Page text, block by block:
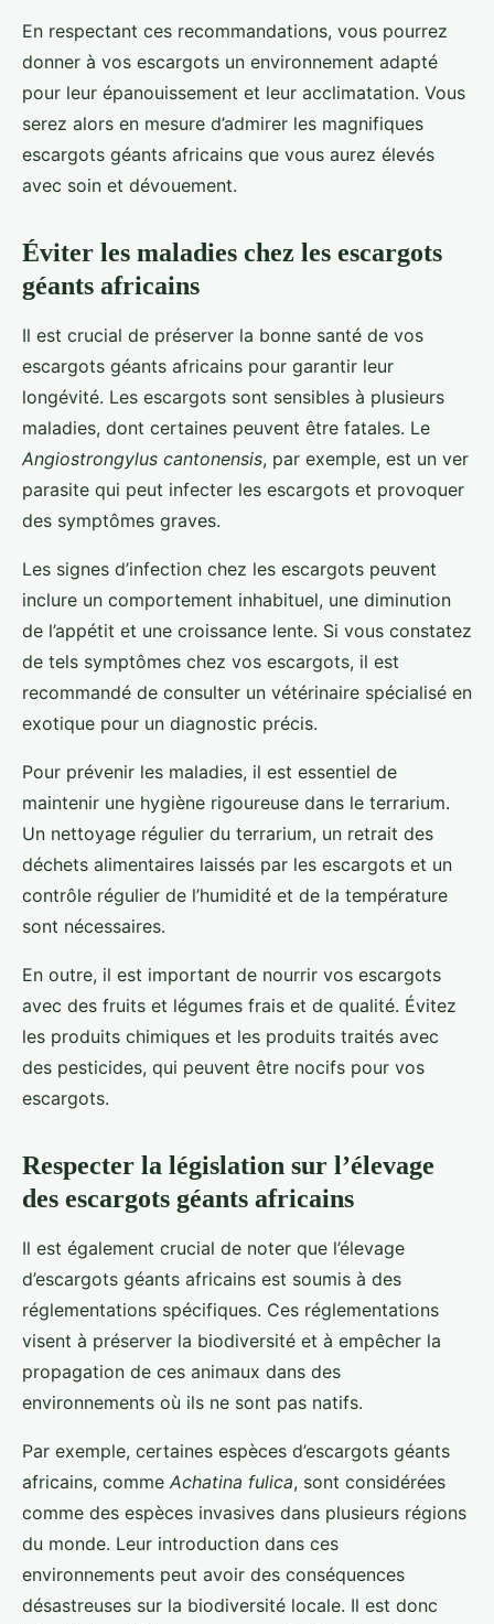
En respectant ces recommandations, vous pourrez
donner à vos escargots un environnement adapté
pour leur épanouissement et leur acclimatation. Vous
serez alors en mesure d’admirer les magnifiques
escargots géants africains que vous aurez élevés
avec soin et dévouement.
Éviter les maladies chez les escargots
géants africains
Il est crucial de préserver la bonne santé de vos
escargots géants africains pour garantir leur
longévité. Les escargots sont sensibles à plusieurs
maladies, dont certaines peuvent être fatales. Le
Angiostrongylus cantonensis, par exemple, est un ver
parasite qui peut infecter les escargots et provoquer
des symptômes graves.
Les signes d’infection chez les escargots peuvent
inclure un comportement inhabituel, une diminution
de l’appétit et une croissance lente. Si vous constatez
de tels symptômes chez vos escargots, il est
recommandé de consulter un vétérinaire spécialisé en
exotique pour un diagnostic précis.
Pour prévenir les maladies, il est essentiel de
maintenir une hygiène rigoureuse dans le terrarium.
Un nettoyage régulier du terrarium, un retrait des
déchets alimentaires laissés par les escargots et un
contrôle régulier de l’humidité et de la température
sont nécessaires.
En outre, il est important de nourrir vos escargots
avec des fruits et légumes frais et de qualité. Évitez
les produits chimiques et les produits traités avec
des pesticides, qui peuvent être nocifs pour vos
escargots.
Respecter la législation sur l’élevage
des escargots géants africains
Il est également crucial de noter que l’élevage
d’escargots géants africains est soumis à des
réglementations spécifiques. Ces réglementations
visent à préserver la biodiversité et à empêcher la
propagation de ces animaux dans des
environnements où ils ne sont pas natifs.
Par exemple, certaines espèces d’escargots géants
africains, comme Achatina fulica, sont considérées
comme des espèces invasives dans plusieurs régions
du monde. Leur introduction dans ces
environnements peut avoir des conséquences
désastreuses sur la biodiversité locale. Il est donc